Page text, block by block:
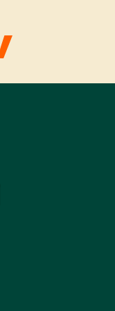
mogelijk